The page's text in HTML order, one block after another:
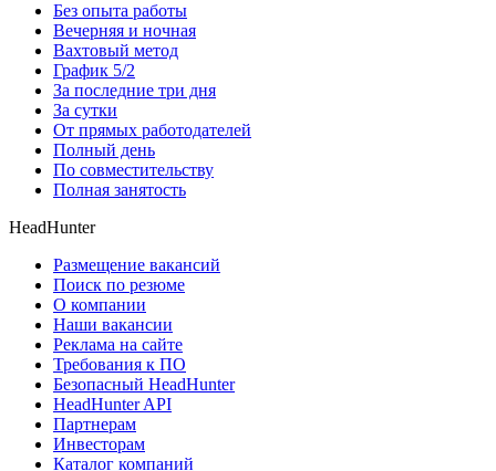
Без опыта работы
Вечерняя и ночная
Вахтовый метод
График 5/2
За последние три дня
За сутки
От прямых работодателей
Полный день
По совместительству
Полная занятость
HeadHunter
Размещение вакансий
Поиск по резюме
О компании
Наши вакансии
Реклама на сайте
Требования к ПО
Безопасный HeadHunter
HeadHunter API
Партнерам
Инвесторам
Каталог компаний